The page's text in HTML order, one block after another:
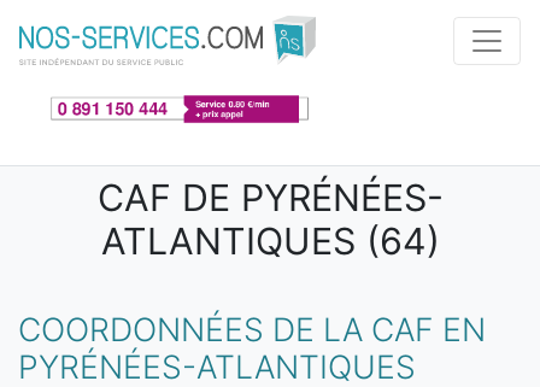
Aller au contenu principal
CAF DE PYRÉNÉES-
ATLANTIQUES (64)
COORDONNÉES DE LA CAF EN
PYRÉNÉES-ATLANTIQUES